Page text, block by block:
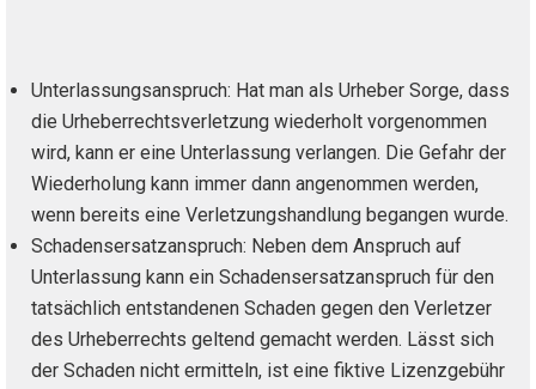
Unterlassungsanspruch: Hat man als Urheber Sorge, dass
die Urheberrechtsverletzung wiederholt vorgenommen
wird, kann er eine Unterlassung verlangen. Die Gefahr der
Wiederholung kann immer dann angenommen werden,
wenn bereits eine Verletzungshandlung begangen wurde.
Schadensersatzanspruch: Neben dem Anspruch auf
Unterlassung kann ein Schadensersatzanspruch für den
tatsächlich entstandenen Schaden gegen den Verletzer
des Urheberrechts geltend gemacht werden. Lässt sich
der Schaden nicht ermitteln, ist eine fiktive Lizenzgebühr